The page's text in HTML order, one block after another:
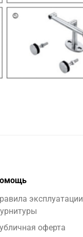
эксплуатации
оферта